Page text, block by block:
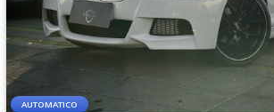
AUTOMATICO